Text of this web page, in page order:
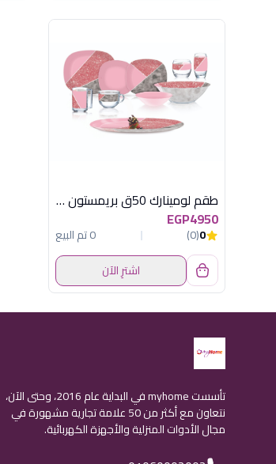
طقم لومينارك 50ق بريمستون سويت لاين بينك
EGP4950
0
(0)
0 تم البيع
اشترِ الآن
تأسست myhome في البداية عام 2016، وحتى الآن،
نتعاون مع أكثر من 50 علامة تجارية مشهورة في
مجال الأدوات المنزلية والأجهزة الكهربائية.